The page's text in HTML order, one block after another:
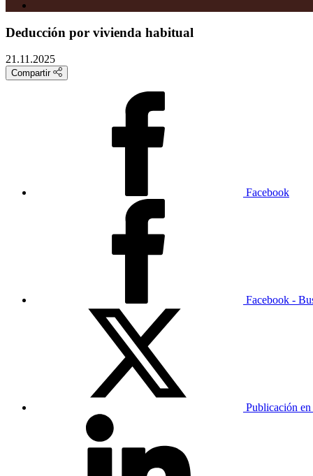
Deducción por vivienda habitual
21.11.2025
Compartir
Facebook
Facebook -
Publicación